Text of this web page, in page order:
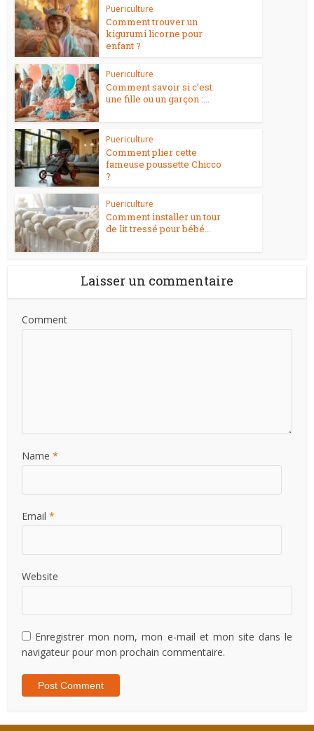
Puericulture
Comment trouver un
kigurumi licorne pour
enfant ?
Puericulture
Comment savoir si c’est
une fille ou un garçon :...
Puericulture
Comment plier cette
fameuse poussette Chicco
?
Puericulture
Comment installer un tour
de lit tressé pour bébé...
Laisser un commentaire
Comment
Name *
Email *
Website
Enregistrer mon nom, mon e-mail et mon site dans le
navigateur pour mon prochain commentaire.